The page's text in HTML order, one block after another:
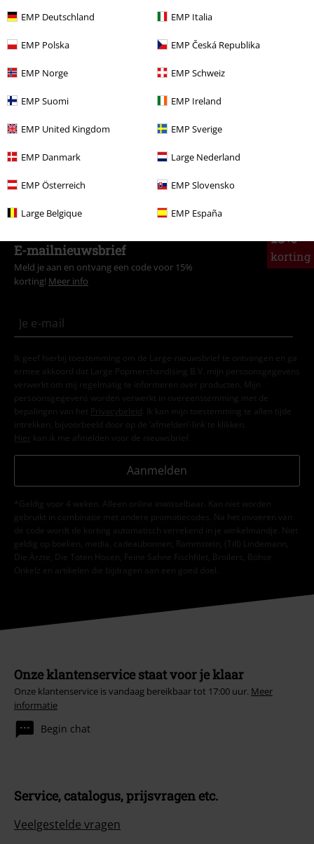
EMP Deutschland EMP Italia
EMP Polska EMP Česká Republika
EMP Norge EMP Schweiz
EMP Suomi EMP Ireland
EMP United Kingdom EMP Sverige
EMP Danmark Large Nederland
EMP Österreich EMP Slovensko
Large Belgique EMP España
Meer categorieën. Meer opties.
Stijlen Zwarte T-shirts
Kleding & accessoires T-shirts
Vrouwen T-shirts en tops T-shirts
Kledingmerken T-shirts en tops
Stijlen
15%
korting
E-mailnieuwsbrief
Meld je aan en ontvang een code voor 15%
korting! Meer info
Ik geef hierbij toestemming om de Large-nieuwsbrief te ontvangen en ga
ermee akkoord dat Large Popmerchandising B.V. mijn persoonsgegevens
verwerkt om mij regelmatig te informeren over producten. Mijn
persoonsgegevens worden verwerkt in overeenstemming met de
bepalingen van het
Privacybeleid . Ik kan mijn toestemming te allen tijde
intrekken, bijvoorbeeld door op de ‘afmelden’-link te klikken.
Hier kan ik me afmelden voor de nieuwsbrief.
Aanmelden
*Geldig voor 4 weken. Alleen online inwisselbaar. Kan niet worden
gebruikt in combinatie met andere promotiecodes. Na het invoeren van
de code wordt de korting automatisch verrekend in je winkelmandje. Niet
geldig op boeken, media, cadeaubonnen, Rammstein, (Till) Lindemann,
Die Ärzte, Die Toten Hosen, Feine Sahne Fischfilet, Broilers, Böhse
Onkelz en artikelen die bijdragen aan een goed doel.
Onze klantenservice staat voor je klaar
Onze klantenservice is vandaag bereikbaar tot 17:00 uur. Meer
informatie
Begin chat
Service, catalogus, prijsvragen etc.
Veelgestelde vragen